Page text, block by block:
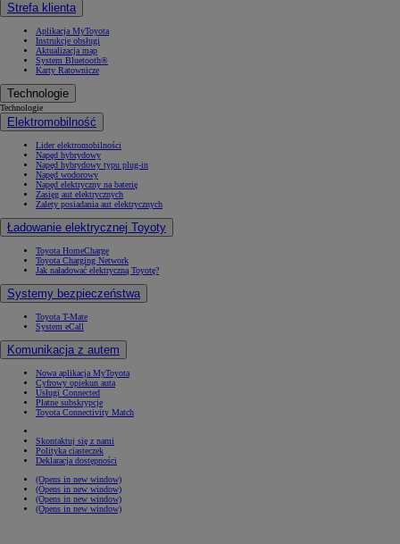
Strefa klienta
Aplikacja MyToyota
Instrukcje obsługi
Aktualizacja map
System Bluetooth®
Karty Ratownicze
Technologie
Technologie
Elektromobilność
Lider elektromobilności
Napęd hybrydowy
Napęd hybrydowy typu plug-in
Napęd wodorowy
Napęd elektryczny na baterię
Zasięg aut elektrycznych
Zalety posiadania aut elektrycznych
Ładowanie elektrycznej Toyoty
Toyota HomeCharge
Toyota Charging Network
Jak naładować elektryczną Toyotę?
Systemy bezpieczeństwa
Toyota T-Mate
System eCall
Komunikacja z autem
Nowa aplikacja MyToyota
Cyfrowy opiekun auta
Usługi Connected
Płatne subskrypcje
Toyota Connectivity Match
Skontaktuj się z nami
Polityka ciasteczek
Deklaracja dostępności
(Opens in new window)
(Opens in new window)
(Opens in new window)
(Opens in new window)